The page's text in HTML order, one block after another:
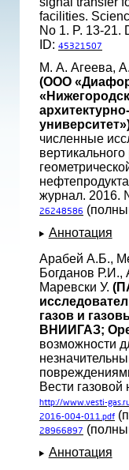
facilities.
No 1. P. 13-21.
ID: 45321507
М. А. Агеева,
(ООО
численные
журнал. 2016.
26248586
Аннотация
Арабей А.Б.,
Богданов
Маревски У.
газов и
ВНИИГАЗ;
возможности
Вести
http://www.vesti-
2016-004-011.pdf
28966897
Аннотация